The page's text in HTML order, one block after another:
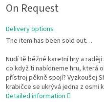
price:
On Request
Delivery options
The item has been sold out…
Nudí tě běžné karetní hry a
co když ti nabídneme hru, která
přístroj pěkně spojí? Vyzkoušej
krabičce se ukrývá jedna z osmi
Detailed information